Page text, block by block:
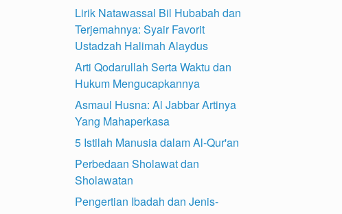
Lirik Natawassal Bil Hubabah dan
Terjemahnya: Syair Favorit
Ustadzah Halimah Alaydus
Arti Qodarullah Serta Waktu dan
Hukum Mengucapkannya
Asmaul Husna: Al Jabbar Artinya
Yang Mahaperkasa
5 Istilah Manusia dalam Al-Qur'an
Perbedaan Sholawat dan
Sholawatan
Pengertian Ibadah dan Jenis-